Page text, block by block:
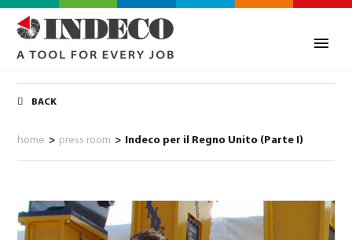
BACK
home > press room > Indeco per il Regno Unito (Parte I)